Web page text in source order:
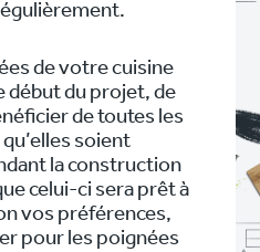
de votre cuisine
début du projet, de
de toutes les
soient
la construction
celui-ci sera prêt à
vos préférences,
pour les poignées